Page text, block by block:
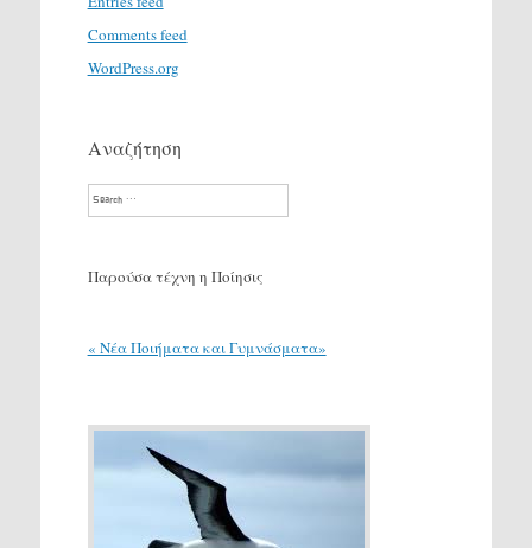
Comments feed
WordPress.org
Αναζήτηση
Search
Παρούσα τέχνη η Ποίησις
« Νέα Ποιήματα και Γυμνάσματα»